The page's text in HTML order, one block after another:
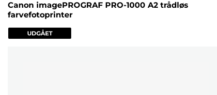
Canon imagePROGRAF PRO-1000 A2 trådløs
farvefotoprinter
UDGÅET